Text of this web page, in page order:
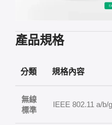
產品規格
分類 規格內容
無線
標準
IEEE 802.11 a/b/